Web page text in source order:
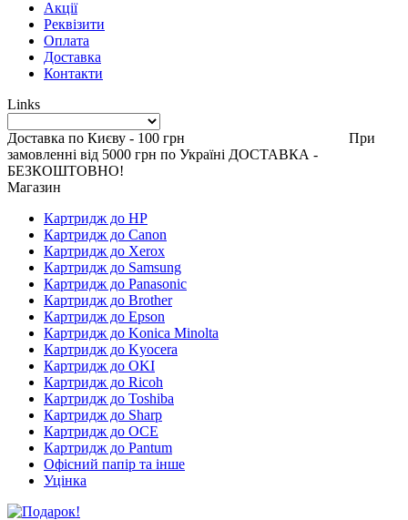
Акції
Реквізити
Оплата
Доставка
Контакти
Links
Доставка по Києву - 100 грн При
замовленні від 5000 грн по Україні ДОСТАВКА -
БЕЗКОШТОВНО!
Магазин
Картридж до HP
Картридж до Canon
Картридж до Xerox
Картридж до Samsung
Картридж до Panasonic
Картридж до Brother
Картридж до Epson
Картридж до Konica Minolta
Картридж до Kyocera
Картридж до OKI
Картридж до Ricoh
Картридж до Toshiba
Картридж до Sharp
Картридж до OCE
Картридж до Pantum
Офісний папір та інше
Уцінка